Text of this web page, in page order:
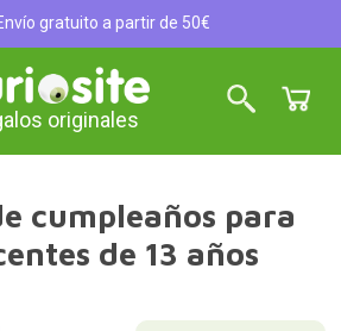
gratuito a partir de 50€
originales
cumpleaños para
de 13 años